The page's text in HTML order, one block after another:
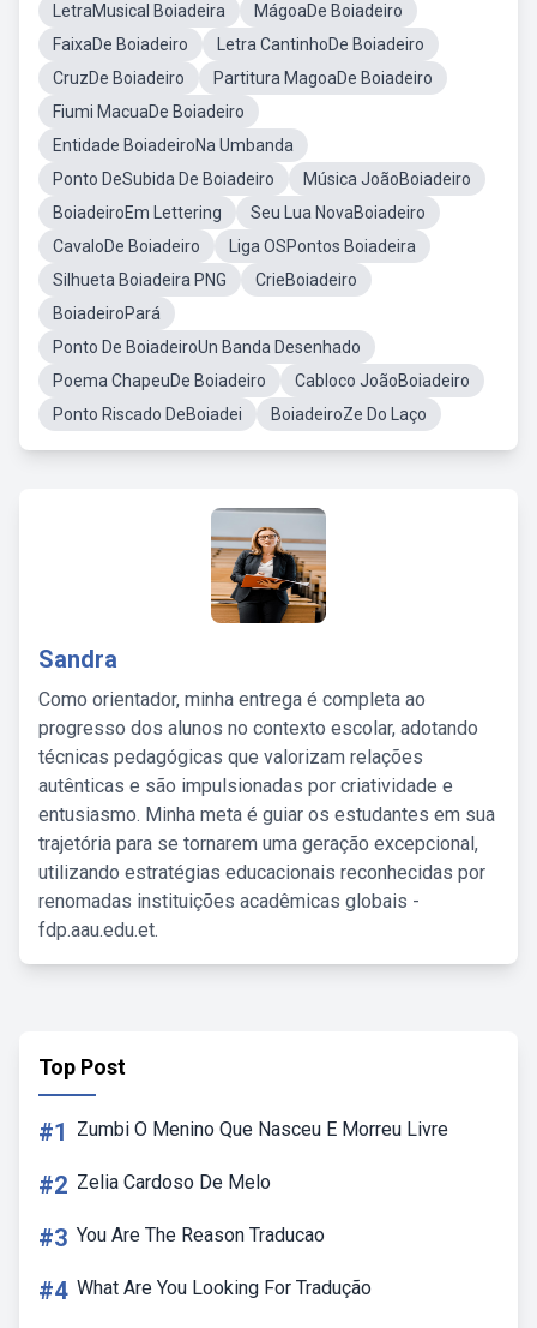
LetraMusical Boiadeira
MágoaDe Boiadeiro
FaixaDe Boiadeiro
Letra CantinhoDe Boiadeiro
CruzDe Boiadeiro
Partitura MagoaDe Boiadeiro
Fiumi MacuaDe Boiadeiro
Entidade BoiadeiroNa Umbanda
Ponto DeSubida De Boiadeiro
Música JoãoBoiadeiro
BoiadeiroEm Lettering
Seu Lua NovaBoiadeiro
CavaloDe Boiadeiro
Liga OSPontos Boiadeira
Silhueta Boiadeira PNG
CrieBoiadeiro
BoiadeiroPará
Ponto De BoiadeiroUn Banda Desenhado
Poema ChapeuDe Boiadeiro
Cabloco JoãoBoiadeiro
Ponto Riscado DeBoiadei
BoiadeiroZe Do Laço
Sandra
Como orientador, minha entrega é completa ao
progresso dos alunos no contexto escolar, adotando
técnicas pedagógicas que valorizam relações
autênticas e são impulsionadas por criatividade e
entusiasmo. Minha meta é guiar os estudantes em sua
trajetória para se tornarem uma geração excepcional,
utilizando estratégias educacionais reconhecidas por
renomadas instituições acadêmicas globais -
fdp.aau.edu.et.
Top Post
#1 Zumbi O Menino Que Nasceu E Morreu Livre
#2 Zelia Cardoso De Melo
#3 You Are The Reason Traducao
#4 What Are You Looking For Tradução